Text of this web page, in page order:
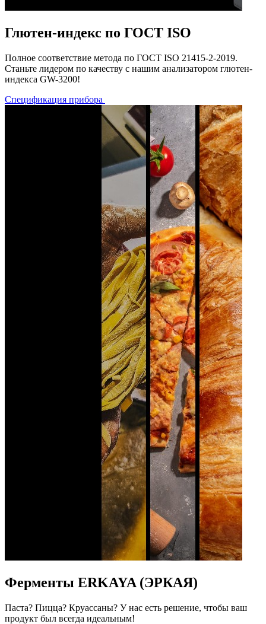
Глютен-индекс по ГОСТ ISO
Полное соответствие метода по ГОСТ ISO 21415-2-2019.
Станьте лидером по качеству с нашим анализатором глютен-
индекса GW-3200!
Спецификация прибора
Ферменты ERKAYA (ЭРКАЯ)
Паста? Пицца? Круассаны? У нас есть решение, чтобы ваш
продукт был всегда идеальным!